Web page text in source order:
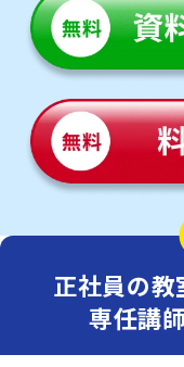
正社員の教
専任講